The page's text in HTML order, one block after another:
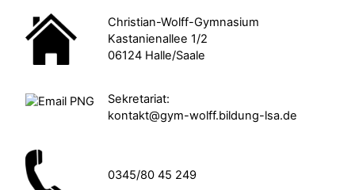
Christian-Wolff-Gymnasium
Kastanienallee 1/2
06124 Halle/Saale
Sekretariat:
kontakt@gym-wolff.bildung-lsa.de
0345/80 45 249